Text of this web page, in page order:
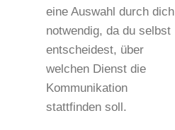
eine Auswahl durch dich
notwendig, da du selbst
entscheidest, über
welchen Dienst die
Kommunikation
stattfinden soll.